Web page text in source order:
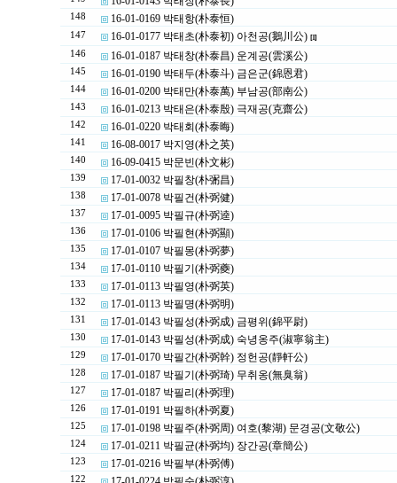
148 16-01-0169 박태항(朴泰恒)
147 16-01-0177 박태초(朴泰初) 아천공(鵝川公) [1]
146 16-01-0187 박태창(朴泰昌) 운계공(雲溪公)
145 16-01-0190 박태두(朴泰斗) 금은군(錦恩君)
144 16-01-0200 박태만(朴泰萬) 부남공(部南公)
143 16-01-0213 박태은(朴泰殷) 극재공(克齋公)
142 16-01-0220 박태회(朴泰晦)
141 16-08-0017 박지영(朴之英)
140 16-09-0415 박문빈(朴文彬)
139 17-01-0032 박필창(朴弻昌)
138 17-01-0078 박필건(朴弼健)
137 17-01-0095 박필규(朴弼逵)
136 17-01-0106 박필현(朴弼顯)
135 17-01-0107 박필몽(朴弼夢)
134 17-01-0110 박필기(朴弼夔)
133 17-01-0113 박필영(朴弼英)
132 17-01-0113 박필명(朴弼明)
131 17-01-0143 박필성(朴弼成) 금평위(錦平尉)
130 17-01-0143 박필성(朴弼成) 숙녕옹주(淑寧翁主)
129 17-01-0170 박필간(朴弼幹) 정헌공(靜軒公)
128 17-01-0187 박필기(朴弼琦) 무취옹(無臭翁)
127 17-01-0187 박필리(朴弼理)
126 17-01-0191 박필하(朴弼夏)
125 17-01-0198 박필주(朴弼周) 여호(黎湖) 문경공(文敬公)
124 17-01-0211 박필균(朴弼均) 장간공(章簡公)
123 17-01-0216 박필부(朴弼傅)
122